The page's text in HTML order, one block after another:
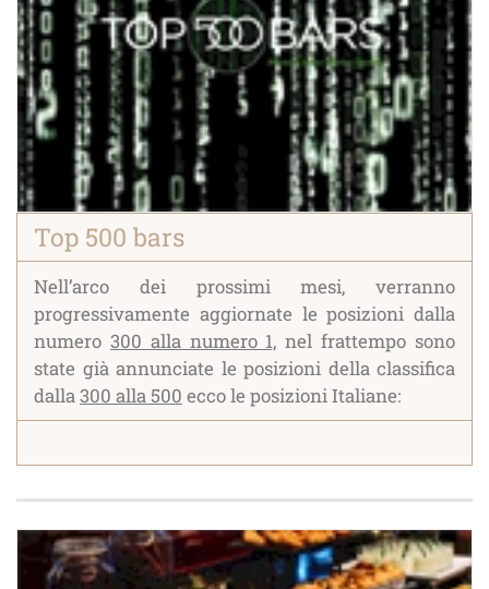
Top 500 bars
Nell’arco dei prossimi mesi, verranno
progressivamente aggiornate le posizioni dalla
numero 300 alla numero 1, nel frattempo sono
state già annunciate le posizioni della classifica
dalla300 alla 500 ecco le posizioni Italiane: